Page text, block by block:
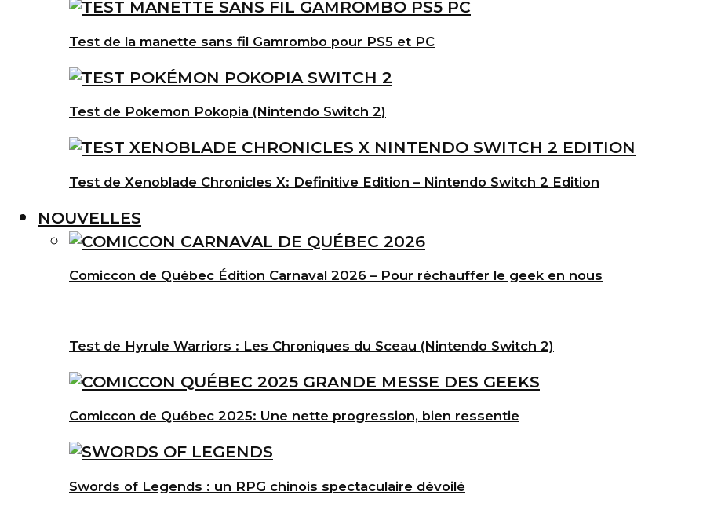
Test de la manette sans fil Gamrombo pour PS5 et PC
Test de Pokemon Pokopia (Nintendo Switch 2)
Test de Xenoblade Chronicles X: Definitive Edition – Nintendo Switch 2 Edition
NOUVELLES
Comiccon de Québec Édition Carnaval 2026 – Pour réchauffer le geek en nous
Test de Hyrule Warriors : Les Chroniques du Sceau (Nintendo Switch 2)
Comiccon de Québec 2025: Une nette progression, bien ressentie
Swords of Legends : un RPG chinois spectaculaire dévoilé